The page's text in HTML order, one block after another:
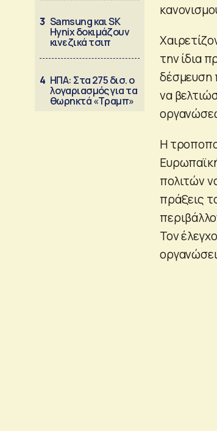
3 Samsung και SK
Hynix δοκιμάζουν
κινεζικά τσιπ
4 ΗΠΑ: Στα 275 δισ. ο
λογαριασμός για τα
θωρηκτά «Τραμπ»
την ίδια
δέσμευση
να
Η
πολιτών
πράξεις
Τον